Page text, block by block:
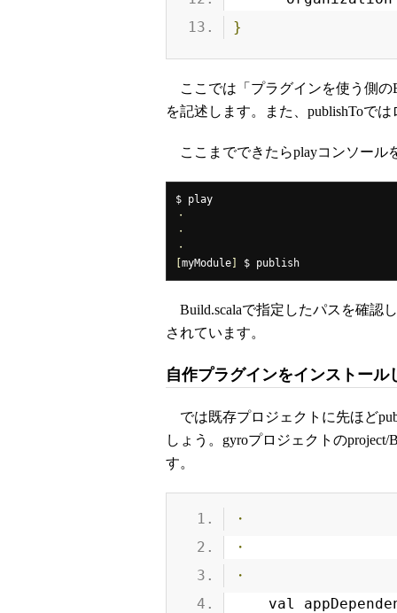
}
ここでは「プラグインを使う側の
を記述します。また、publishToで
ここまでできたらplayコンソール
・
・
・
myModule $ publish
Build.scalaで指定したパスを確認
されています。
自作プラグインをインストール
では既存プロジェクトに先ほど
しょう。gyroプロジェクトの
す。
・
・
・
val